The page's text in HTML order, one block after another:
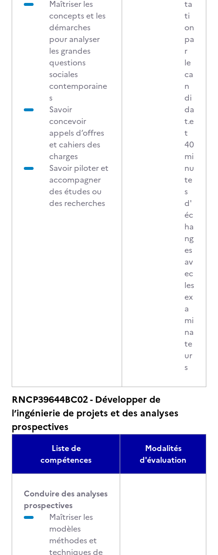
Maîtriser les
concepts et les
démarches
pour analyser
les grandes
questions
sociales
contemporaine
s
Savoir
concevoir
appels d’offres
et cahiers des
charges
Savoir piloter et
accompagner
des études ou
des recherches
ta
ti
on
pa
r
le
ca
n
di
da
t.e
t
40
mi
nu
te
s
d'
éc
ha
ng
es
av
ec
les
ex
a
mi
na
te
ur
s
RNCP39644BC02 - Développer de
l’ingénierie de projets et des analyses
prospectives
Liste de
compétences
Modalités
d'évaluation
Conduire des analyses
prospectives
Maîtriser les
modèles
méthodes et
techniques de